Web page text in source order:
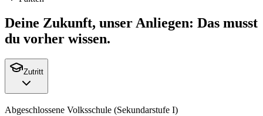
Deine Zukunft, unser Anliegen: Das musst
du vorher wissen.
Zutritt
Abgeschlossene Volksschule (Sekundarstufe I)